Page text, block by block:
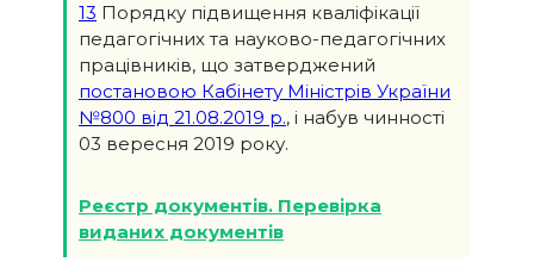
13 Порядку підвищення кваліфікації
педагогічних та науково-педагогічних
працівників, що затверджений
постановою Кабінету Міністрів України
№800 від 21.08.2019 р., і набув чинності
03 вересня 2019 року.
Реєстр документів. Перевірка
виданих документів